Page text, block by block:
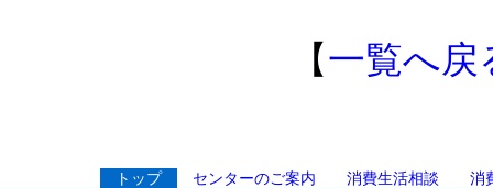
【一覧へ戻
トップ センターのご案内 消費生活相談 消